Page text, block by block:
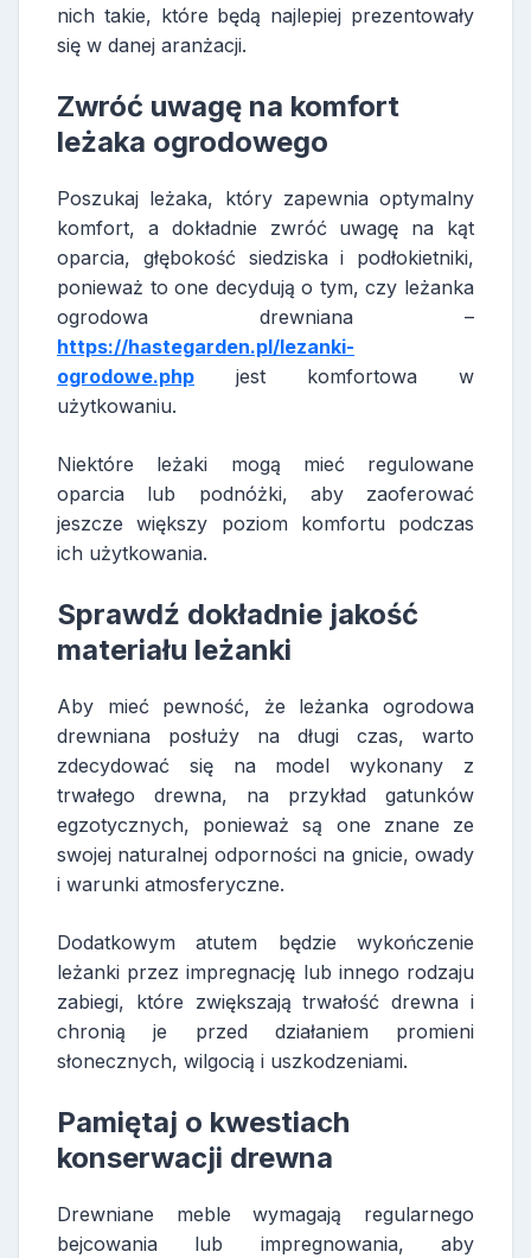
nich takie, które będą najlepiej prezentowały
się w danej aranżacji.
Zwróć uwagę na komfort
leżaka ogrodowego
Poszukaj leżaka, który zapewnia optymalny
komfort, a dokładnie zwróć uwagę na kąt
oparcia, głębokość siedziska i podłokietniki,
ponieważ to one decydują o tym, czy leżanka
ogrodowa drewniana –
https://hastegarden.pl/lezanki-
ogrodowe.php jest komfortowa w
użytkowaniu.
Niektóre leżaki mogą mieć regulowane
oparcia lub podnóżki, aby zaoferować
jeszcze większy poziom komfortu podczas
ich użytkowania.
Sprawdź dokładnie jakość
materiału leżanki
Aby mieć pewność, że leżanka ogrodowa
drewniana posłuży na długi czas, warto
zdecydować się na model wykonany z
trwałego drewna, na przykład gatunków
egzotycznych, ponieważ są one znane ze
swojej naturalnej odporności na gnicie, owady
i warunki atmosferyczne.
Dodatkowym atutem będzie wykończenie
leżanki przez impregnację lub innego rodzaju
zabiegi, które zwiększają trwałość drewna i
chronią je przed działaniem promieni
słonecznych, wilgocią i uszkodzeniami.
Pamiętaj o kwestiach
konserwacji drewna
Drewniane meble wymagają regularnego
bejcowania lub impregnowania, aby